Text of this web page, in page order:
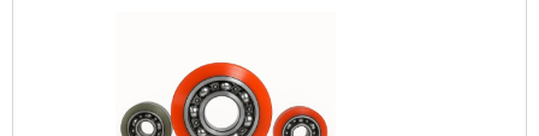
regular tanto para ácidos concentrados
como para ácidos diluídos. O silicone
também possui pouca resistência as